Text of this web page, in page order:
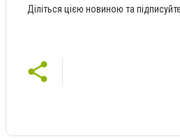
Діліться цією новиною та